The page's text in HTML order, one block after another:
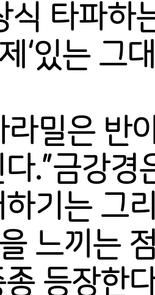
식 타파하
‘있는 그
라밀은 반
.”금강
기는 그
느끼는
등장한